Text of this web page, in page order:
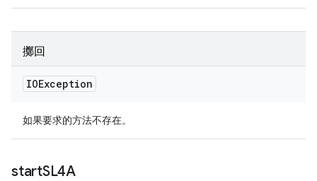
擲回
IOException
如果要求的方法不存在。
startSL4A